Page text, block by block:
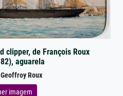
clipper, de François Roux
aguarela
Roux
imagem